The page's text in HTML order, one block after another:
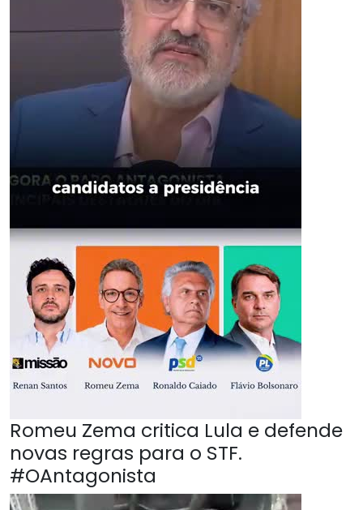
Romeu Zema critica Lula e defende
novas regras para o STF.
#OAntagonista